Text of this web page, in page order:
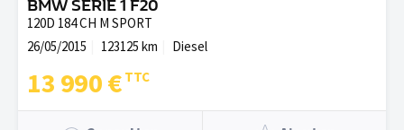
BMW SERIE 1 F20
120D 184 CH M SPORT
26/05/2015
123125 km Diesel
13 990 €